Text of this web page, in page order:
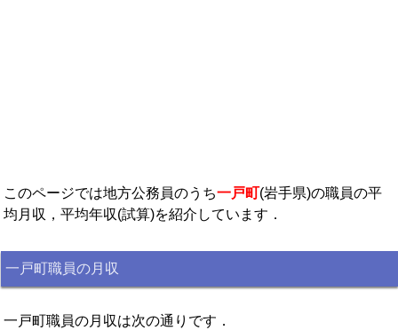
このページでは地方公務員のうち一戸町(岩手県)の職員の平
均月収，平均年収(試算)を紹介しています．
一戸町職員の月収
一戸町職員の月収は次の通りです．